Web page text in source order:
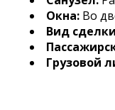
Окна: Во
Вид
Грузовой